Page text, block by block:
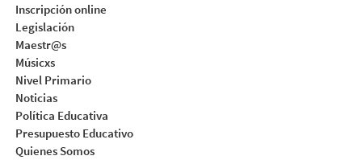
Inscripción online
Legislación
Maestr@s
Músicxs
Nivel Primario
Noticias
Política Educativa
Presupuesto Educativo
Quienes Somos